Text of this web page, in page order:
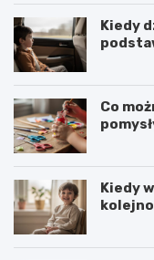
Kiedy
Co
Kiedy